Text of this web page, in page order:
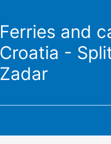
Ferries and
Croatia -
Zadar